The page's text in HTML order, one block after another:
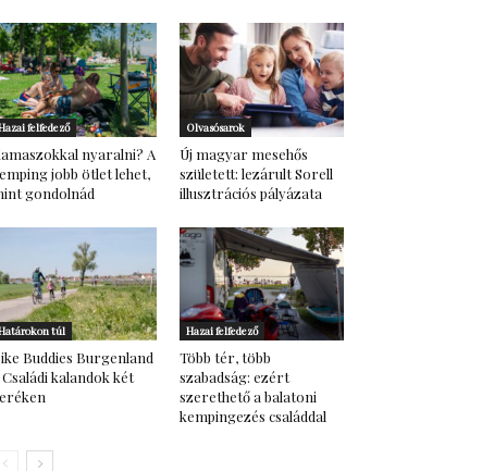
felfedező
nyaralni? A
jobb ötlet lehet,
gondolnád
Olvasósarok
Új magyar mesehős
született: lezárult Sorell
illusztrációs pályázata
túl
Buddies Burgenland
Családi kalandok két
Hazai felfedező
Több tér, több
szabadság: ezért
szerethető a balatoni
kempingezés családdal